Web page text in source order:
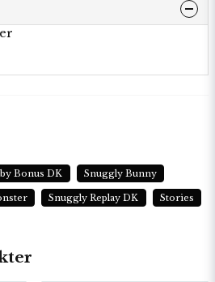
Bonus DK Snuggly Bunny
Snuggly Replay DK Stories